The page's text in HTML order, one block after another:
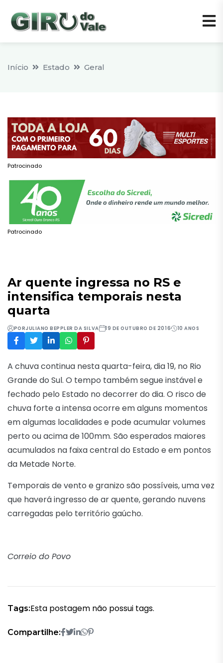
Início Estado Geral
Patrocinado
Patrocinado
Ar quente ingressa no RS e
intensifica temporais nesta
quarta
PORJULIANO BEPPLER DA SILVA 19 DE OUTUBRO DE 2016 10 ANOS
A chuva continua nesta quarta-feira, dia 19, no Rio
Grande do Sul. O tempo também segue instável e
fechado pelo Estado no decorrer do dia. O risco de
chuva forte a intensa ocorre em alguns momentos
em algumas localidades e pode acumular volumes
perto ou acima de 100mm. São esperados maiores
acumulados na faixa central do Estado e em pontos
da Metade Norte.
Temporais de vento e granizo são possíveis, uma vez
que haverá ingresso de ar quente, gerando nuvens
carregadas pelo território gaúcho.
Correio do Povo
Tags:Esta postagem não possui tags.
Compartilhe: